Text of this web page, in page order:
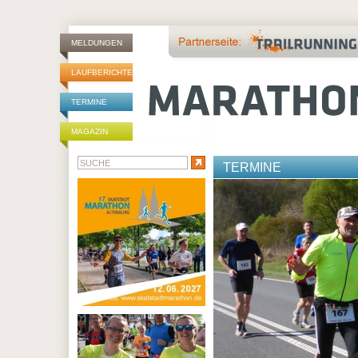
MELDUNGEN
LAUFBERICHTE
TERMINE
MAGAZIN
TERMINE